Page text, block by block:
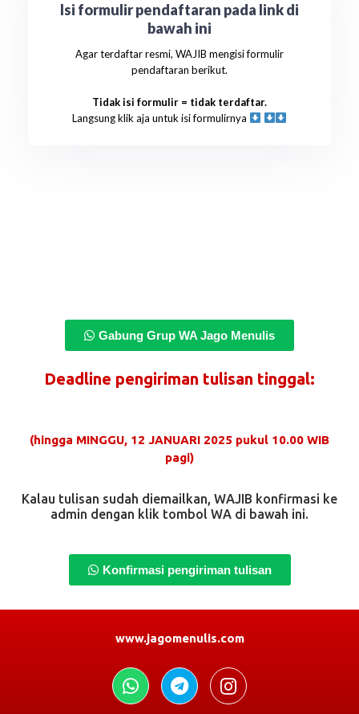
Isi formulir pendaftaran pada link di
bawah ini
Agar terdaftar resmi, WAJIB mengisi formulir
pendaftaran berikut.
Tidak isi formulir = tidak terdaftar.
Langsung klik aja untuk isi formulirnya
Gabung Grup WA Jago Menulis
Deadline pengiriman tulisan tinggal:
(hingga MINGGU, 12 JANUARI 2025 pukul 10.00 WIB
pagi)
Kalau tulisan sudah diemailkan, WAJIB konfirmasi ke
admin dengan klik tombol WA di bawah ini.
Konfirmasi pengiriman tulisan
www.jagomenulis.com